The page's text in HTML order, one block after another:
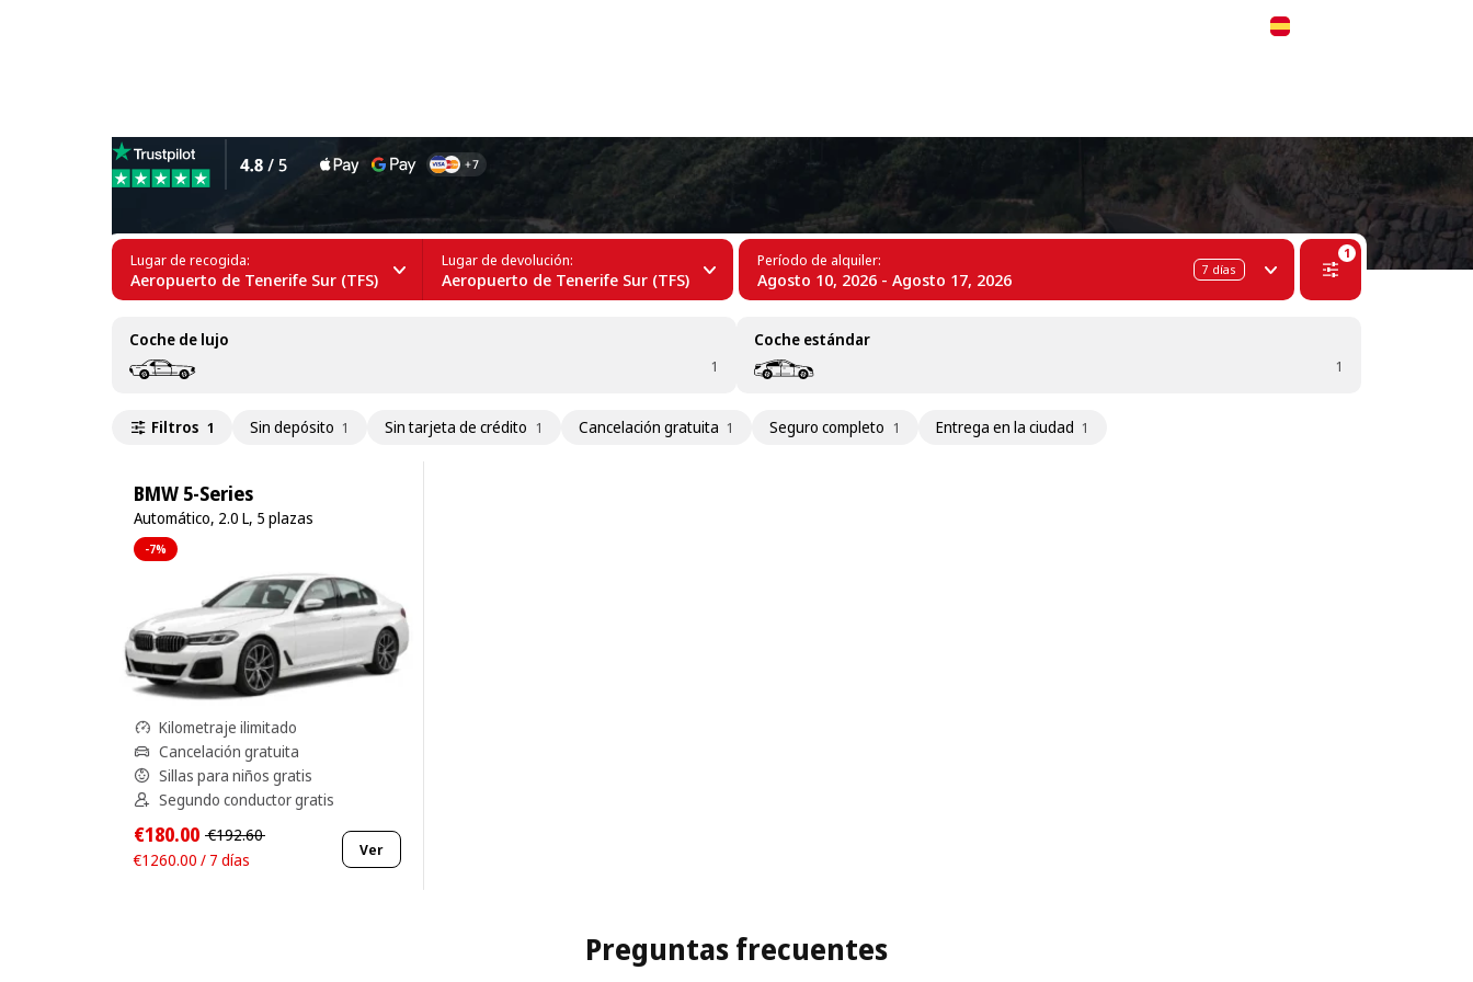
Lugar de recogida:
Aeropuerto de Tenerife Sur (TFS)
Lugar de devolución:
Aeropuerto de Tenerife Sur (TFS)
Período de alquiler:
Agosto 10, 2026 - Agosto 17, 2026 7 días
1
Coche de lujo
1
Coche estándar
1
Filtros 1 Sin depósito 1 Sin tarjeta de crédito 1 Cancelación gratuita 1 Seguro completo 1 Entrega en la ciudad 1
BMW 5-Series
Automático, 2.0 L, 5 plazas
-7%
Kilometraje ilimitado
Cancelación gratuita
Sillas para niños gratis
Segundo conductor gratis
€180.00 €192.60
€1260.00 / 7 días
Ver
Preguntas frecuentes